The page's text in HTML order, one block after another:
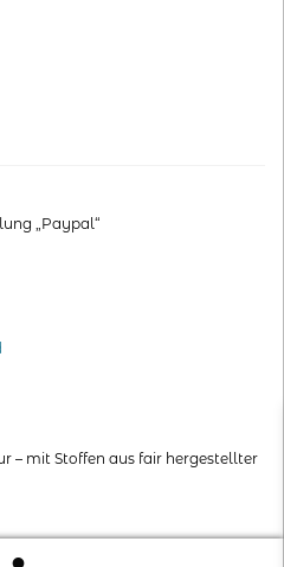
„Paypal“
– mit Stoffen aus fair hergestellter